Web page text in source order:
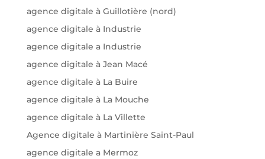
agence digitale à Guillotière (nord)
agence digitale à Industrie
agence digitale a Industrie
agence digitale à Jean Macé
agence digitale à La Buire
agence digitale à La Mouche
agence digitale à La Villette
Agence digitale à Martinière Saint-Paul
agence digitale a Mermoz